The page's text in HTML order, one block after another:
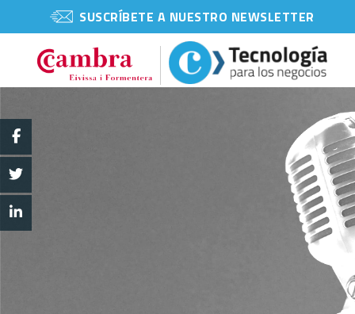
SUSCRÍBETE A NUESTRO NEWSLETTER